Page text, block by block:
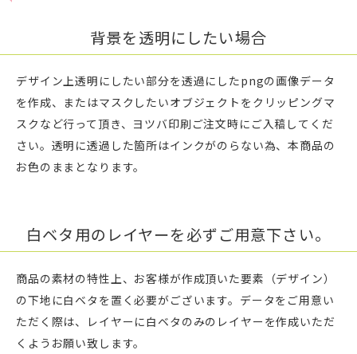
背景を透明にしたい場合
デザイン上透明にしたい部分を透過にしたpngの画像データ
を作成、またはマスクしたいオブジェクトをクリッピングマ
スクなど行って頂き、ヨツバ印刷ご注文時にご入稿してくだ
さい。透明に透過した箇所はインクがのらない為、本商品の
お色のままとなります。
白ベタ用のレイヤーを必ずご用意下さい。
商品の素材の特性上、お客様が作成頂いた要素（デザイン）
の下地に白ベタを置く必要がございます。データをご用意い
ただく際は、レイヤーに白ベタのみのレイヤーを作成いただ
くようお願い致します。